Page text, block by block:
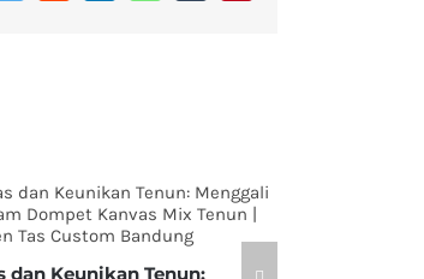
dan Keunikan Tenun: